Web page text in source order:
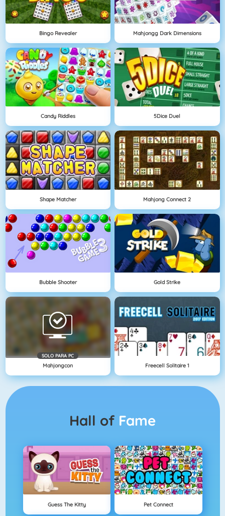
Bingo Revealer Mahjongg Dark Dimensions
Candy Riddles 5Dice Duel
Shape Matcher Mahjong Connect 2
Bubble Shooter Gold Strike
SOLO PARA PC
Mahjongcon Freecell Solitaire 1
Hall of Fame
Guess The Kitty Pet Connect